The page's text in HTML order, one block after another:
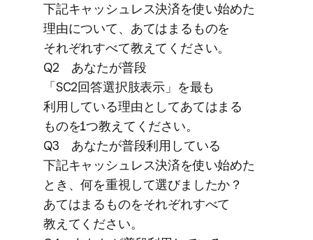
下記キャッシュレス決済を​使い​始めた​
理由に​ついて、​あては​まる​ものを​
それぞれすべて​教えてください。
Q2 あなたが​普段​
「SC2回答選択肢表示」を​最も​
利用している​理由と​して​あては​まる​
ものを​1つ​教えてください。
Q3 あなたが​普段利用している​
下記キャッシュレス決済を​使い​始めた​
とき、​何を​重視して​選びましたか？​
あては​まる​ものを​それぞれすべて​
教えてください。